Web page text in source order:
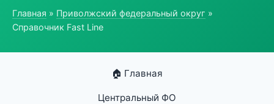
Главная » Приволжский федеральный округ »
Справочник Fast Line
🏠 Главная
Центральный ФО